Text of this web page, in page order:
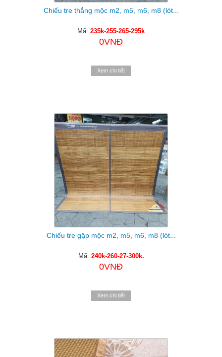
Chiếu tre thẳng mộc m2, m5, m6, m8 (lót...
Mã: 235k-255-265-295k
0VNĐ
Xem chi tiết
Chiếu tre gập mộc m2, m5, m6, m8 (lót...
Mã: 240k-260-27-300k.
0VNĐ
Xem chi tiết